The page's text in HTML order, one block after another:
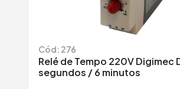
Cód: 276
Relé de Tempo 220V Digimec
segundos / 6 minutos